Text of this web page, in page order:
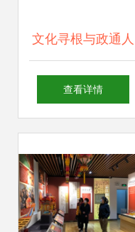
文化寻根与政通人
和——记眉山市政
眉山史志馆主题活
动
查看详情